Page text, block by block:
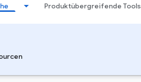
Produktübergreifende Tools